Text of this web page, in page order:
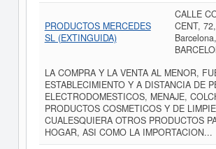
PRODUCTOS MERCEDES
SL (EXTINGUIDA)
CALLE
CENT,
Barcelona,
LA COMPRA Y LA VENTA AL MENOR,
ESTABLECIMIENTO Y A DISTANCIA DE
ELECTRODOMESTICOS, MENAJE,
PRODUCTOS COSMETICOS Y DE
CUALESQUIERA OTROS PRODUCTOS
HOGAR, ASI COMO LA IMPORTACION...